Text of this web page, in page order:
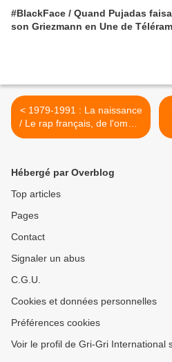
#BlackFace / Quand Pujadas
son Griezmann en Une de
< 1979-1991 : La naissance
/ Le rap français, de l'ombre
à la lumière documentaire
Cent
Hébergé par Overblog
Top articles
Pages
Contact
Signaler un abus
C.G.U.
Cookies et données personnelles
Préférences cookies
Voir le profil de Gri-Gri International